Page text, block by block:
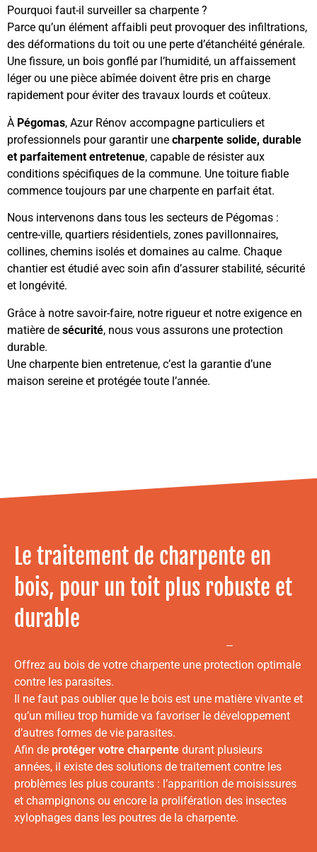
Pourquoi faut-il surveiller sa charpente ?
Parce qu’un élément affaibli peut provoquer des infiltrations,
des déformations du toit ou une perte d’étanchéité générale.
Une fissure, un bois gonflé par l’humidité, un affaissement
léger ou une pièce abîmée doivent être pris en charge
rapidement pour éviter des travaux lourds et coûteux.
À Pégomas, Azur Rénov accompagne particuliers et
professionnels pour garantir une charpente solide, durable
et parfaitement entretenue, capable de résister aux
conditions spécifiques de la commune. Une toiture fiable
commence toujours par une charpente en parfait état.
Nous intervenons dans tous les secteurs de Pégomas :
centre-ville, quartiers résidentiels, zones pavillonnaires,
collines, chemins isolés et domaines au calme. Chaque
chantier est étudié avec soin afin d’assurer stabilité, sécurité
et longévité.
Grâce à notre savoir-faire, notre rigueur et notre exigence en
matière de sécurité, nous vous assurons une protection
durable.
Une charpente bien entretenue, c’est la garantie d’une
maison sereine et protégée toute l’année.
Le traitement de charpente en
bois, pour un toit plus robuste et
durable
Offrez au bois de votre charpente une protection optimale
contre les parasites.
Il ne faut pas oublier que le bois est une matière vivante et
qu’un milieu trop humide va favoriser le développement
d’autres formes de vie parasites.
Afin de protéger votre charpente durant plusieurs
années, il existe des solutions de traitement contre les
problèmes les plus courants : l’apparition de moisissures
et champignons ou encore la prolifération des insectes
xylophages dans les poutres de la charpente.